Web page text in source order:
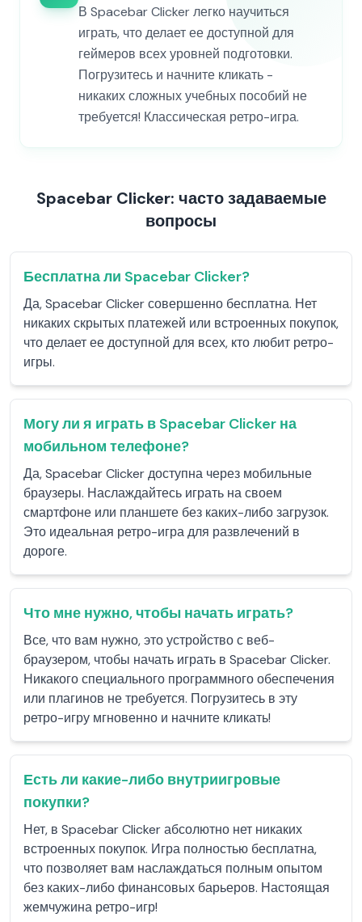
В Spacebar Clicker легко научиться
играть, что делает ее доступной для
геймеров всех уровней подготовки.
Погрузитесь и начните кликать -
никаких сложных учебных пособий не
требуется! Классическая ретро-игра.
Spacebar Clicker: часто задаваемые
вопросы
Бесплатна ли Spacebar Clicker?
Да, Spacebar Clicker совершенно бесплатна. Нет
никаких скрытых платежей или встроенных покупок,
что делает ее доступной для всех, кто любит ретро-
игры.
Могу ли я играть в Spacebar Clicker на
мобильном телефоне?
Да, Spacebar Clicker доступна через мобильные
браузеры. Наслаждайтесь играть на своем
смартфоне или планшете без каких-либо загрузок.
Это идеальная ретро-игра для развлечений в
дороге.
Что мне нужно, чтобы начать играть?
Все, что вам нужно, это устройство с веб-
браузером, чтобы начать играть в Spacebar Clicker.
Никакого специального программного обеспечения
или плагинов не требуется. Погрузитесь в эту
ретро-игру мгновенно и начните кликать!
Есть ли какие-либо внутриигровые
покупки?
Нет, в Spacebar Clicker абсолютно нет никаких
встроенных покупок. Игра полностью бесплатна,
что позволяет вам наслаждаться полным опытом
без каких-либо финансовых барьеров. Настоящая
жемчужина ретро-игр!